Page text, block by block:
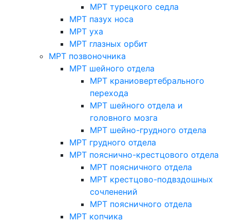
МРТ турецкого седла
МРТ пазух носа
МРТ уха
МРТ глазных орбит
МРТ позвоночника
МРТ шейного отдела
МРТ краниовертебрального
перехода
МРТ шейного отдела и
головного мозга
МРТ шейно-грудного отдела
МРТ грудного отдела
МРТ пояснично-крестцового отдела
МРТ поясничного отдела
МРТ крестцово-подвздошных
сочленений
МРТ поясничного отдела
МРТ копчика